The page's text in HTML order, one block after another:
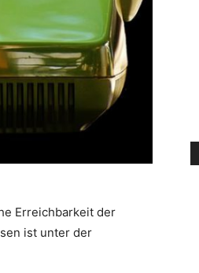
Erreichbarkeit der
ist unter der